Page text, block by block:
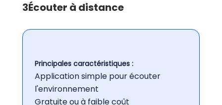
3Écouter à distance
Principales caractéristiques :
Application simple pour écouter
l'environnement
Gratuite ou à faible coût